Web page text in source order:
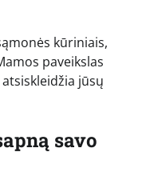
kūriniais,
paveikslas
jūsų
savo